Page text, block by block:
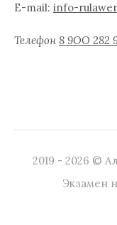
E-mail: info-
Телефон 8 9ОО 282
2019 - 2026 ©
Экзамен